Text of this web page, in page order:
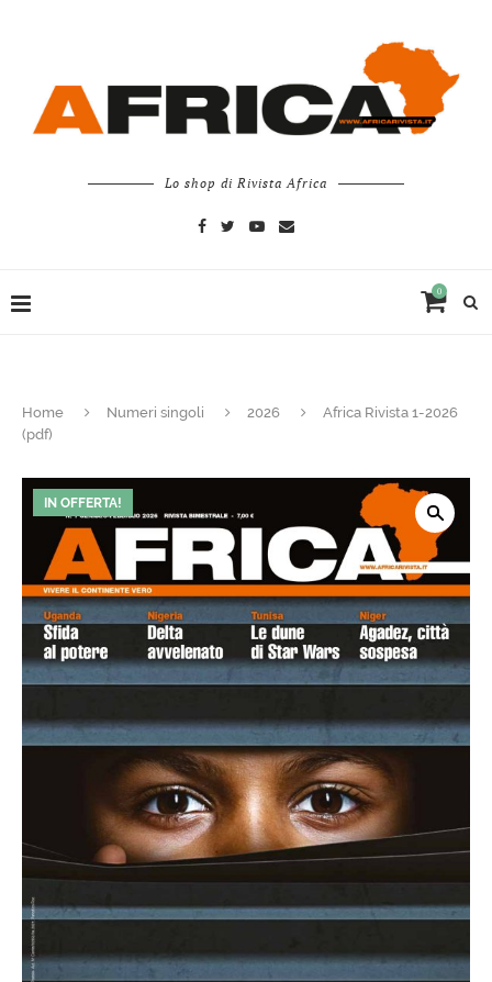
Lo shop di Rivista Africa
0
Home Numeri singoli 2026
Africa Rivista 1-2026
(pdf)
IN OFFERTA!